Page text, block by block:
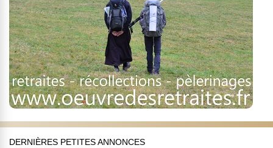
DERNIÈRES PETITES ANNONCES